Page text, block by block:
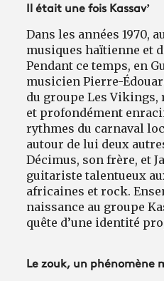
Il était une fois Kassav’
Dans les années 1970,
musiques haïtienne et
Pendant ce temps, en
musicien Pierre-
du groupe Les Vikings,
et profondément
rythmes du carnaval
autour de lui deux
Décimus, son frère, et
guitariste talentueux
africaines et rock.
naissance au groupe
quête d’une identité
Le zouk, un phénomène